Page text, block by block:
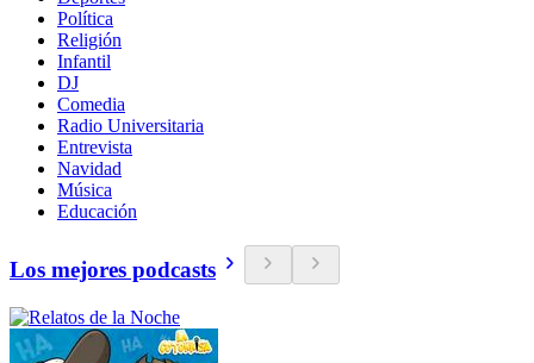
Política
Religión
Infantil
DJ
Comedia
Radio Universitaria
Entrevista
Navidad
Música
Educación
Los mejores podcasts